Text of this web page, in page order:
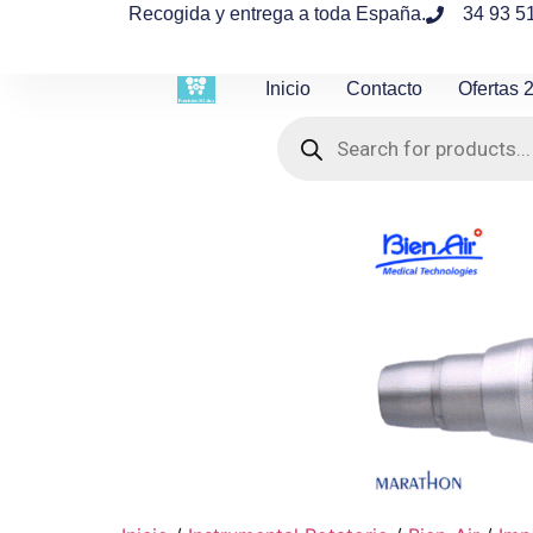
Recogida y entrega a toda España. 34 93
Inicio Contacto Ofertas